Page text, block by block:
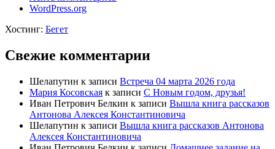
WordPress.org
Хостинг: Бегет
Свежие комментарии
Шелапутин к записи Встреча 04 марта 2026 года
Мария Косовская к записи С Новым годом, друзья!
Иван Петрович Белкин к записи Вышла книга рассказов
Антонова Алексея Константиновича
Шелапутин к записи Вышла книга рассказов Антонова
Алексея Константиновича